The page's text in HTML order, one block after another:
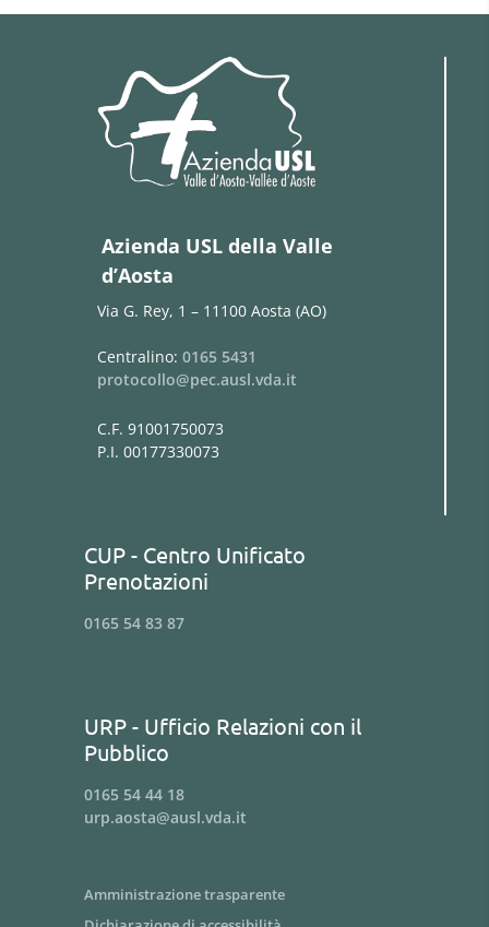
Azienda USL della Valle
d’Aosta
Via G. Rey, 1 – 11100 Aosta (AO)
Centralino: 0165 5431
protocollo@pec.ausl.vda.it
C.F. 91001750073
P.I. 00177330073
CUP - Centro Unificato
Prenotazioni
0165 54 83 87
URP - Ufficio Relazioni con il
Pubblico
0165 54 44 18
urp.aosta@ausl.vda.it
Amministrazione trasparente